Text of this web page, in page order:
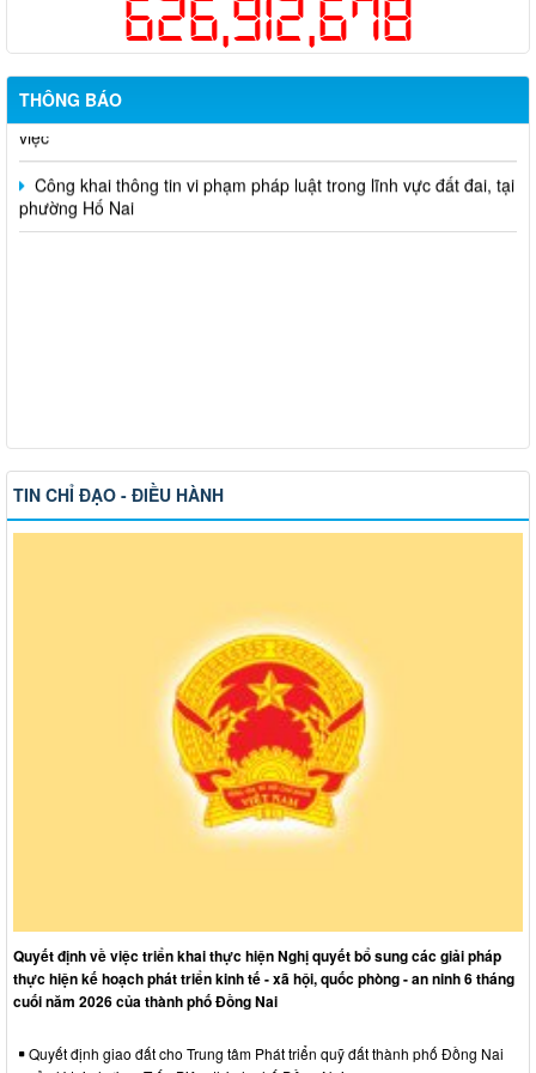
626,912,678
THÔNG BÁO
sức khỏe định kỳ hoặc khám sàng lọc miễn phí ít nhất mỗi năm
một lần cho người dân trên địa bàn thành phố Đồng Nai
Hỗ trợ đăng tải thông tin hợp nhất, thay đổi địa chỉ trụ sở làm
việc
Công khai thông tin vi phạm pháp luật trong lĩnh vực đất đai, tại
phường Hố Nai
TIN CHỈ ĐẠO - ĐIỀU HÀNH
Quyết định về việc triển khai thực hiện Nghị quyết bổ sung các giải pháp
thực hiện kế hoạch phát triển kinh tế - xã hội, quốc phòng - an ninh 6 tháng
cuối năm 2026 của thành phố Đồng Nai
Quyết định giao đất cho Trung tâm Phát triển quỹ đất thành phố Đồng Nai